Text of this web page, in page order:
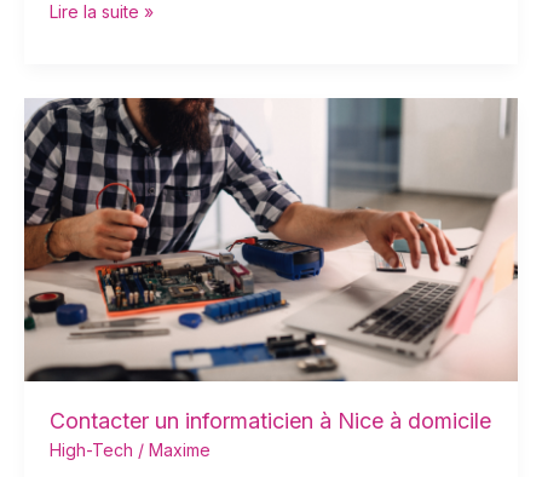
Lire la suite »
Contacter un informaticien à Nice à domicile
High-Tech / Maxime
Contacter
un
informaticien
à
Nice
à
domicile